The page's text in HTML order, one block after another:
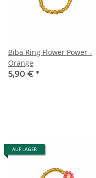
Biba Ring Flower Power -
Orange
5,90 € *
AUF LAGER